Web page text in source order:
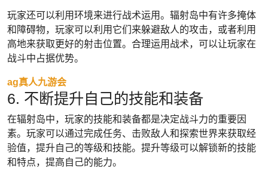
玩家还可以利用环境来进行战术运用。辐射岛中有许多掩体
和障碍物，玩家可以利用它们来躲避敌人的攻击，或者利用
高地来获取更好的射击位置。合理运用战术，可以让玩家在
战斗中占据优势。
ag真人九游会
6. 不断提升自己的技能和装备
在辐射岛中，玩家的技能和装备都是决定战斗力的重要因
素。玩家可以通过完成任务、击败敌人和探索世界来获取经
验值，提升自己的等级和技能。提升等级可以解锁新的技能
和特点，提高自己的能力。